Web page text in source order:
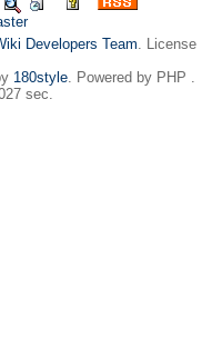
Developers Team. License
180style. Powered by PHP .
sec.